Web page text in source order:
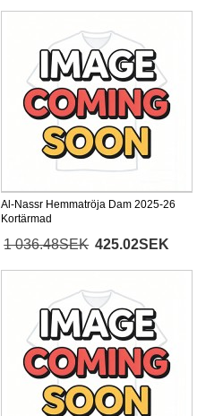
Al-Nassr Hemmatröja Dam 2025-26
Kortärmad
1 036.48SEK 425.02SEK